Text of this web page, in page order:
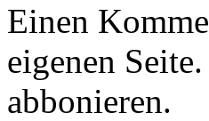
Einen
eigenen
abbonieren.